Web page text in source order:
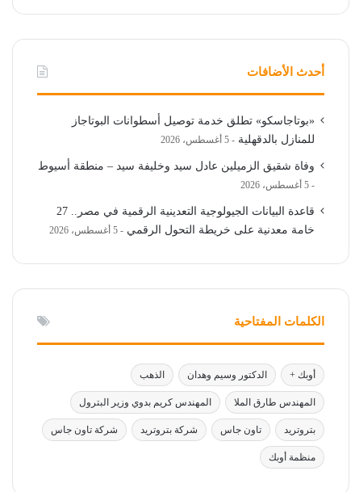
أحدث الأضافات
«بوتاجاسكو» تطلق خدمة توصيل أسطوانات البوتاجاز
للمنازل بالدقهلية
5 أغسطس، 2026
وفاة شقيق الزميلين عادل سيد وخليفة سيد – منطقة أسيوط
5 أغسطس، 2026
قاعدة البيانات الجيولوجية التعدينية الرقمية في مصر.. 27
خامة معدنية على خريطة التحول الرقمي
5 أغسطس، 2026
الكلمات المفتاحية
أوبك + الدكتور وسيم وهدان الذهب
المهندس طارق الملا المهندس كريم بدوي وزير البترول
بتروتريد تاون جاس شركة بتروتريد شركة تاون جاس
منظمة أوبك